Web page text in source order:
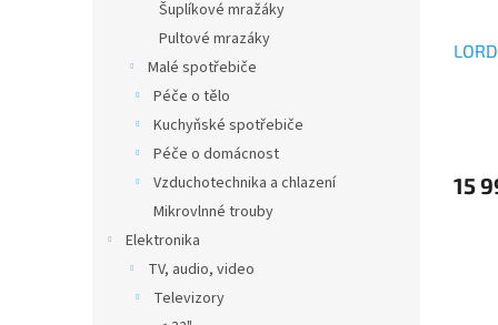
Šuplíkové mražáky
Pultové mrazáky
Malé spotřebiče
Péče o tělo
Kuchyňské spotřebiče
Péče o domácnost
Vzduchotechnika a chlazení
Mikrovlnné trouby
Elektronika
TV, audio, video
Televizory
15